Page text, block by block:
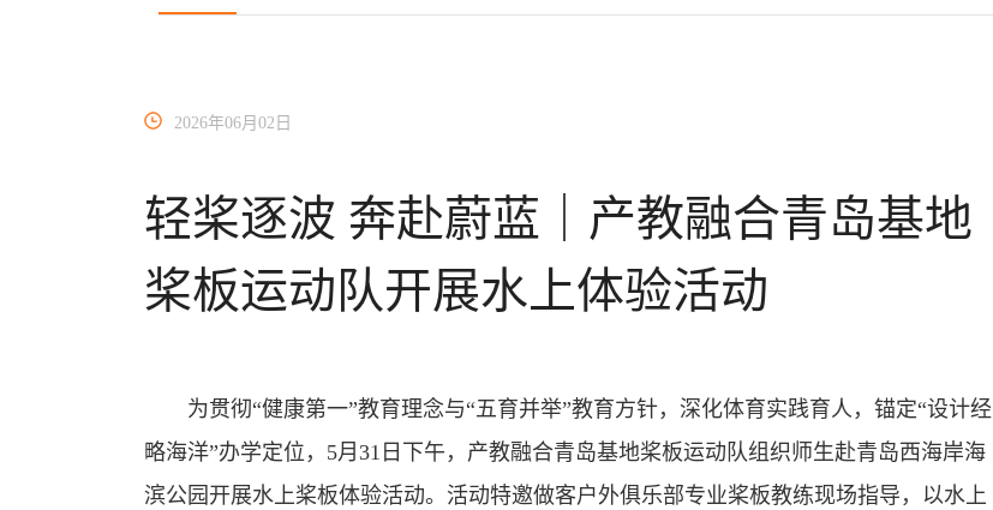
2026年06月02日
轻桨逐波 奔赴蔚蓝｜产教融合青岛基地
桨板运动队开展水上体验活动
为贯彻“健康第一”教育理念与“五育并举”教育方针，深化体育实践育人，锚定“设计经
略海洋”办学定位，5月31日下午，产教融合青岛基地桨板运动队组织师生赴青岛西海岸海
滨公园开展水上桨板体验活动。活动特邀做客户外俱乐部专业桨板教练现场指导，以水上